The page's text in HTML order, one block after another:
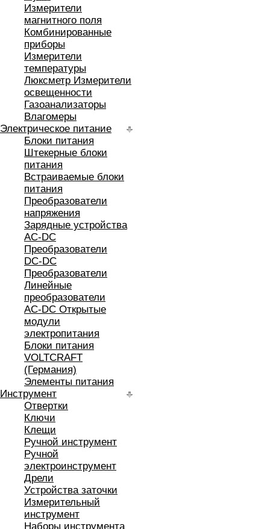
Измерители
магнитного поля
Комбинированные
приборы
Измерители
температуры
Люксметр Измерители
освещенности
Газоанализаторы
Влагомеры
Электрическое питание
Блоки питания
Штекерные блоки
питания
Встраиваемые блоки
питания
Преобразователи
напряжения
Зарядные устройства
AC-DC
Преобразователи
DC-DC
Преобразователи
Линейные
преобразователи
AC-DC Открытые
модули
электропитания
Блоки питания
VOLTCRAFT
(Германия)
Элементы питания
Инструмент
Отвертки
Ключи
Клещи
Ручной инструмент
Ручной
электроинструмент
Дрели
Устройства заточки
Измерительный
инструмент
Наборы инструмента